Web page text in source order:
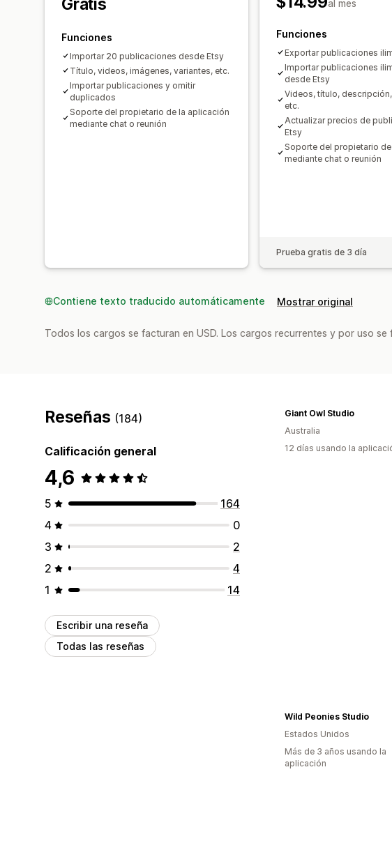
Gratis
Funciones
Importar 20 publicaciones desde Etsy
Título, videos, imágenes, variantes, etc.
Importar publicaciones y omitir
duplicados
Soporte del propietario de la aplicación
mediante chat o reunión
al mes
Funciones
Exportar publicaciones
Importar publicaciones
desde Etsy
Videos, título,
etc.
Actualizar precios de
Etsy
Soporte del propietario
mediante chat o reunión
Prueba gratis de 3 día
Contiene texto traducido automáticamente Mostrar original
Todos los cargos se facturan en USD. Los cargos recurrentes y por uso se
Reseñas (184)
Calificación general
4,6
5
164
4
0
3
2
2
4
1
14
Escribir una reseña
Todas las reseñas
Giant Owl Studio
Australia
12 días usando la
Wild Peonies Studio
Estados Unidos
Más de 3 años usando la
aplicación